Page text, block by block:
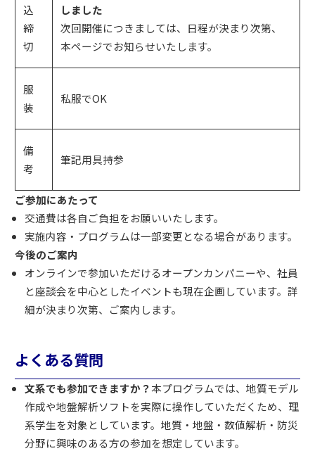
込
締
切
しました
次回開催につきましては、日程が決まり次第、
本ページでお知らせいたします。
服
装
私服でOK
備
考
筆記用具持参
ご参加にあたって
交通費は各自ご負担をお願いいたします。
実施内容・プログラムは一部変更となる場合があります。
今後のご案内
オンラインで参加いただけるオープンカンパニーや、社員
と座談会を中心としたイベントも現在企画しています。詳
細が決まり次第、ご案内します。
よくある質問
文系でも参加できますか？本プログラムでは、地質モデル
作成や地盤解析ソフトを実際に操作していただくため、理
系学生を対象としています。地質・地盤・数値解析・防災
分野に興味のある方の参加を想定しています。